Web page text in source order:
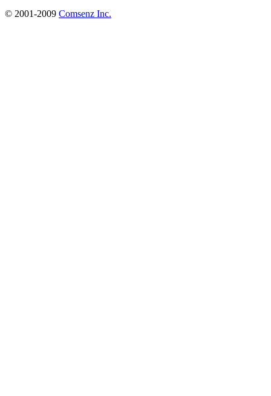
© 2001-2009 Comsenz Inc.